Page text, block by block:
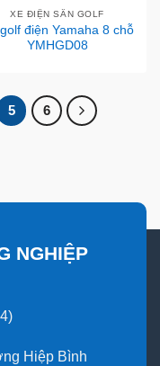
XE ĐIỆN SÂN GOLF
điện Yamaha 8 chỗ
YMHGD08
5 6
NGHIỆP
Hiệp Bình